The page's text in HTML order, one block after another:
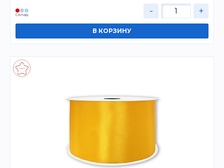
Склад - +